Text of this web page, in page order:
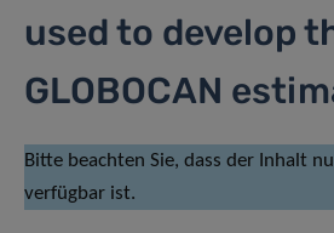
used to develop
GLOBOCAN
Bitte beachten Sie, dass der Inhalt
verfügbar ist.